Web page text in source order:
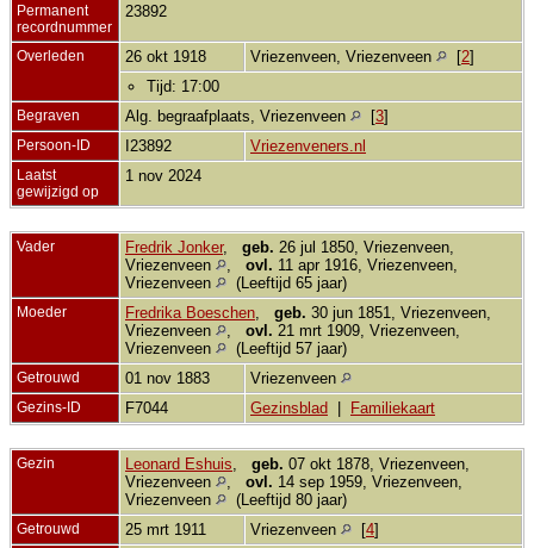
Permanent
recordnummer
23892
Overleden 26 okt 1918 Vriezenveen, Vriezenveen [2]
Tijd: 17:00
Begraven Alg. begraafplaats, Vriezenveen [3]
Persoon-ID I23892 Vriezenveners.nl
Laatst
gewijzigd op
1 nov 2024
Vader Fredrik Jonker, geb. 26 jul 1850, Vriezenveen,
Vriezenveen
ovl. 11 apr 1916, Vriezenveen,
Vriezenveen
(Leeftijd 65 jaar)
Moeder Fredrika Boeschen geb. 30 jun 1851, Vriezenveen,
Vriezenveen
ovl. 21 mrt 1909, Vriezenveen,
Vriezenveen
(Leeftijd 57 jaar)
Getrouwd 01 nov 1883 Vriezenveen
Gezins-ID F7044 Gezinsblad Familiekaart
Gezin Leonard Eshuis geb. 07 okt 1878, Vriezenveen,
Vriezenveen
ovl. 14 sep 1959, Vriezenveen,
Vriezenveen
(Leeftijd 80 jaar)
Getrouwd 25 mrt 1911 Vriezenveen [4]